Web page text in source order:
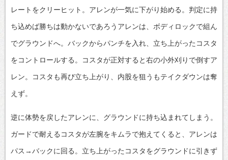
レートをクリーヒット。アレンが一気に下がり始める。判定に持
ち込めば勝ちは動かないであろうアレンは、ボディロックで組ん
でグラウンドへ。バックからパンチを入れ、立ち上がったコスタ
をコントロールする。コスタが正対すると右の小外刈りで倒すア
レン。コスタも再び立ち上がり、内股を狙うもテイクダウンは奪
えず。
逆に体勢を戻したアレンに、グラウンドに持ち込まれてしまう。
ガードで耐えるコスタが左腕をキムラで抱えてくると、アレンは
パス→バックに回る。立ち上がったコスタをグラウンドに引きず